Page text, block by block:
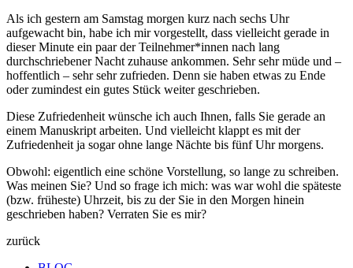
Als ich gestern am Samstag morgen kurz nach sechs Uhr
aufgewacht bin, habe ich mir vorgestellt, dass vielleicht gerade in
dieser Minute ein paar der Teilnehmer*innen nach lang
durchschriebener Nacht zuhause ankommen. Sehr sehr müde und –
hoffentlich – sehr sehr zufrieden. Denn sie haben etwas zu Ende
oder zumindest ein gutes Stück weiter geschrieben.
Diese Zufriedenheit wünsche ich auch Ihnen, falls Sie gerade an
einem Manuskript arbeiten. Und vielleicht klappt es mit der
Zufriedenheit ja sogar ohne lange Nächte bis fünf Uhr morgens.
Obwohl: eigentlich eine schöne Vorstellung, so lange zu schreiben.
Was meinen Sie? Und so frage ich mich: was war wohl die späteste
(bzw. früheste) Uhrzeit, bis zu der Sie in den Morgen hinein
geschrieben haben? Verraten Sie es mir?
zurück